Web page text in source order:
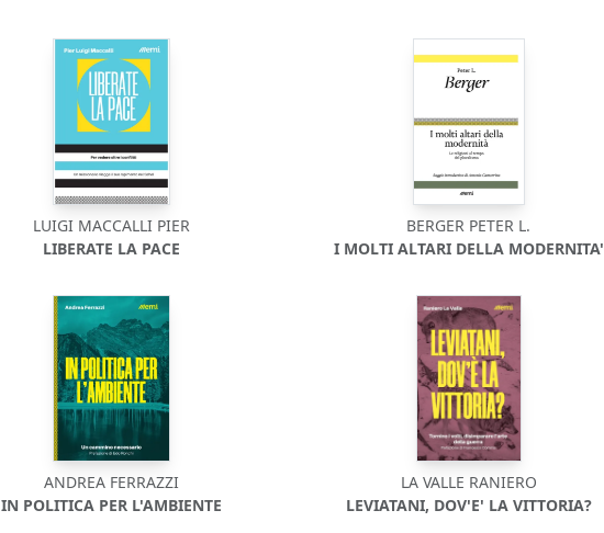
LUIGI MACCALLI PIER
LIBERATE LA PACE
BERGER PETER L.
I MOLTI ALTARI DELLA MODERNITA'
ANDREA FERRAZZI
IN POLITICA PER L'AMBIENTE
LA VALLE RANIERO
LEVIATANI, DOV'E' LA VITTORIA?